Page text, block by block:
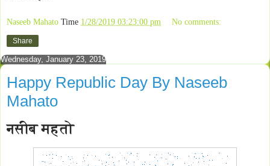
Naseeb Mahato Time 1/28/2019 03:23:00 pm No comments:
Share
Wednesday, January 23, 2019
Happy Republic Day By Naseeb
Mahato
नसीब महतो